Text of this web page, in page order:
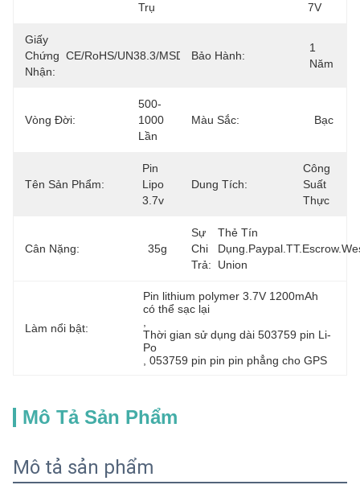
Trụ
7V
Giấy
Chứng
Nhận:
CE/RoHS/UN38.3/MSDS Bảo Hành:
1
Năm
Vòng Đời:
500-
1000
Lần
Màu Sắc: Bạc
Tên Sản Phẩm:
Pin
Lipo
3.7v
Dung Tích:
Công
Suất
Thực
Cân Nặng: 35g
Sự
Chi
Trả:
Thẻ Tín
Union
Làm nổi bật:
Pin lithium polymer 3.7V 1200mAh
có thể sạc lại
Thời gian sử dụng dài 503759 pin Li-
Po
, 053759 pin pin pin phẳng cho GPS
Mô Tả Sản Phẩm
Mô tả sản phẩm